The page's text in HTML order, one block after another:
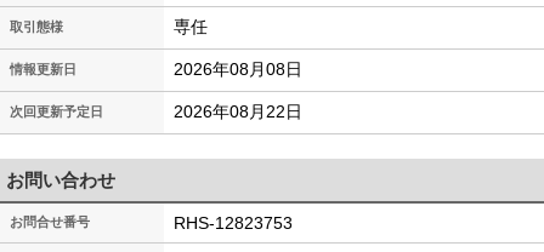
取引態様 専任
情報更新日 2026年08月08日
次回更新予定日 2026年08月22日
お問い合わせ
お問合せ番号 RHS-12823753